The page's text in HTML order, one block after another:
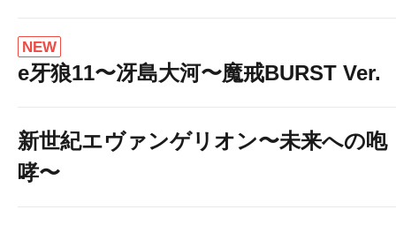
NEW
e牙狼11〜冴島大河〜魔戒BURST Ver.
新世紀エヴァンゲリオン〜未来への咆
哮〜